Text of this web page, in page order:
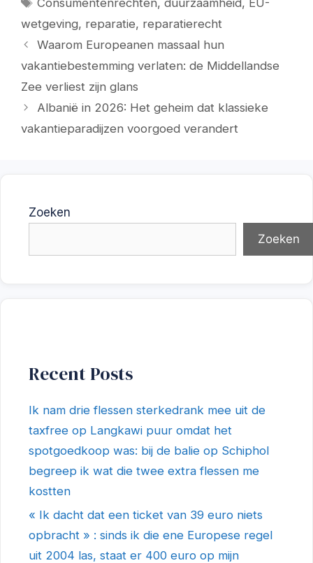
Consumentenrechten,duurzaamheid, EU-
wetgeving, reparatie, reparatierecht
Waarom Europeanen massaal hun
vakantiebestemming verlaten: de Middellandse
Zee verliest zijn glans
Albanië in 2026: Het geheim dat klassieke
vakantieparadijzen voorgoed verandert
Zoeken
Zoeken
Recent Posts
Ik nam drie flessen sterkedrank mee uit de
taxfree op Langkawi puur omdat het
spotgoedkoop was: bij de balie op Schiphol
begreep ik wat die twee extra flessen me
kostten
« Ik dacht dat een ticket van 39 euro niets
opbracht » : sinds ik die ene Europese regel
uit 2004 las, staat er 400 euro op mijn